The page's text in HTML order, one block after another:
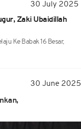
30 July 2025
Zaki Ubaidillah
Ke Babak 16 Besar,
30 June 2025